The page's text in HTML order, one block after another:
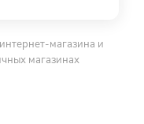
магазина и
магазинах